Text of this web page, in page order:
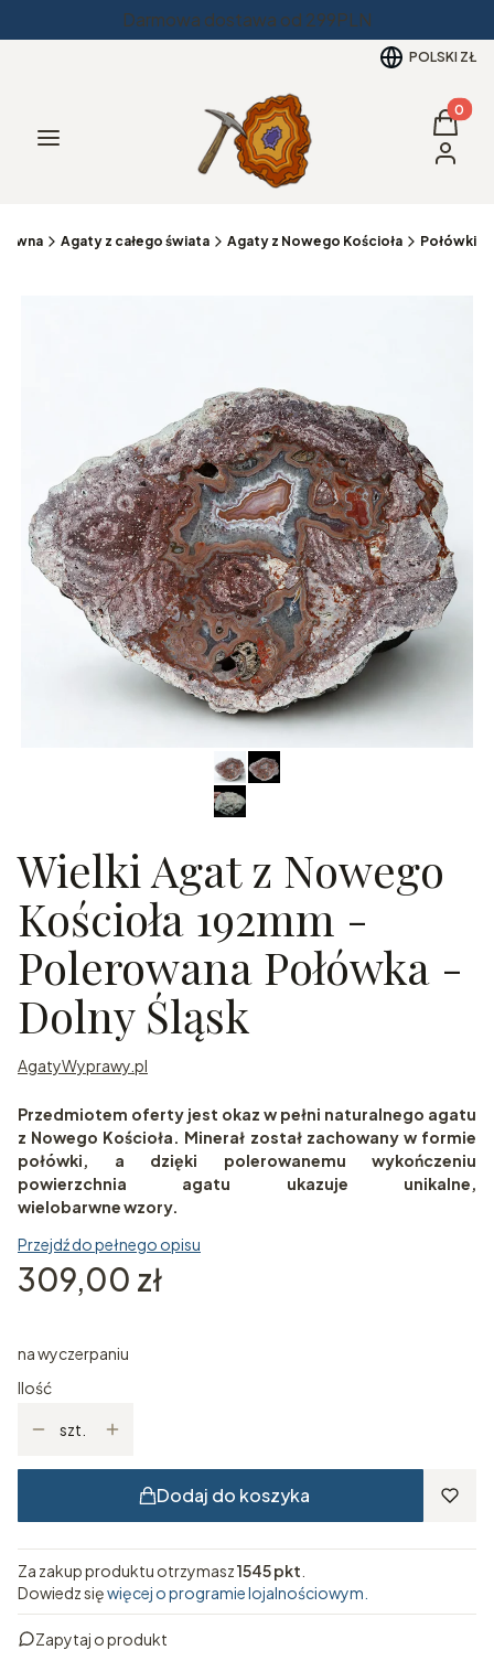
Darmowa dostawa od 299PLN
POLSKI ZŁ
Menu
Koszyk
Agaty z całego świata Agaty z Nowego Kościoła Połówki
Wielki Agat z Nowego
Kościoła 192mm -
Polerowana Połówka -
Dolny Śląsk
AgatyWyprawy.pl
Przedmiotem oferty jest okaz w pełni naturalnego agatu
z Nowego Kościoła. Minerał został zachowany w formie
połówki, a dzięki polerowanemu wykończeniu
powierzchnia agatu ukazuje unikalne,
wielobarwne wzory.
Przejdź do pełnego opisu
Cena
309,00 zł
na wyczerpaniu
Ilość
szt.
Dodaj do koszyka
Za zakup produktu otrzymasz1545 pkt
Dowiedz sięwięcej o programie lojalnościowym.
Zapytaj o produkt